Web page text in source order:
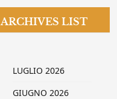
ARCHIVES LIST
LUGLIO 2026
GIUGNO 2026